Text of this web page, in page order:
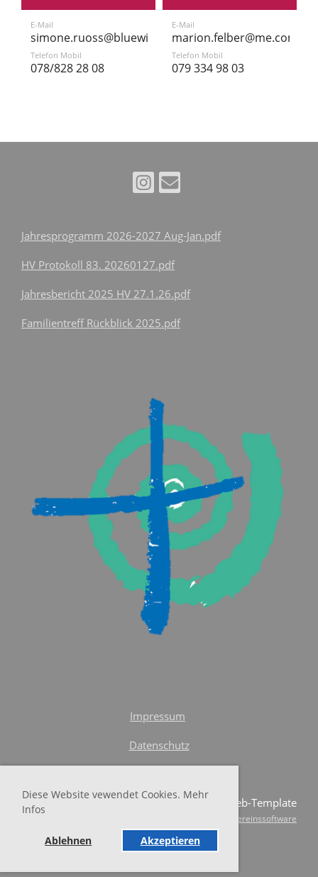
Diese Website vewendet Cookies. Mehr
Infos
Ablehnen Akzeptieren
E-Mail
simone.ruoss@bluewin.ch
Telefon Mobil
078/828 28 08
E-Mail
marion.felber@me.com
Telefon Mobil
079 334 98 03
Jahresprogramm 2026-2027 Aug-Jan.pdf
HV Protokoll 83. 20260127.pdf
Jahresbericht 2025 HV 27.1.26.pdf
Familientreff Rückblick 2025.pdf
Impressum
Datenschutz
© SKF-Web-Template
Erstellt mit ClubDesk Vereinssoftware